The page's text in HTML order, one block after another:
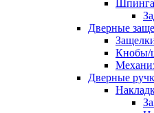
Дверные
Кнобы/
Дверные